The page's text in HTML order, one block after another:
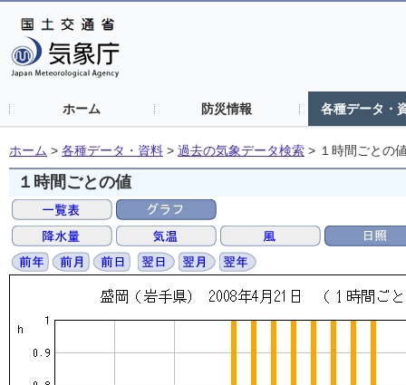
ホーム 防災情報 各種データ・
ホーム > 各種データ・資料 > 過去の気象データ検索 > １時間ごとの
１時間ごとの値